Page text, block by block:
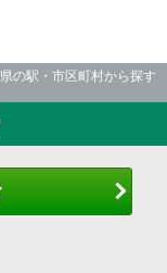
の駅・市区町村から探す